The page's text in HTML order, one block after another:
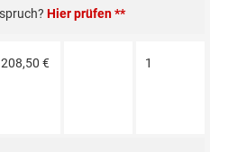
Hier prüfen **
208,50 € 1